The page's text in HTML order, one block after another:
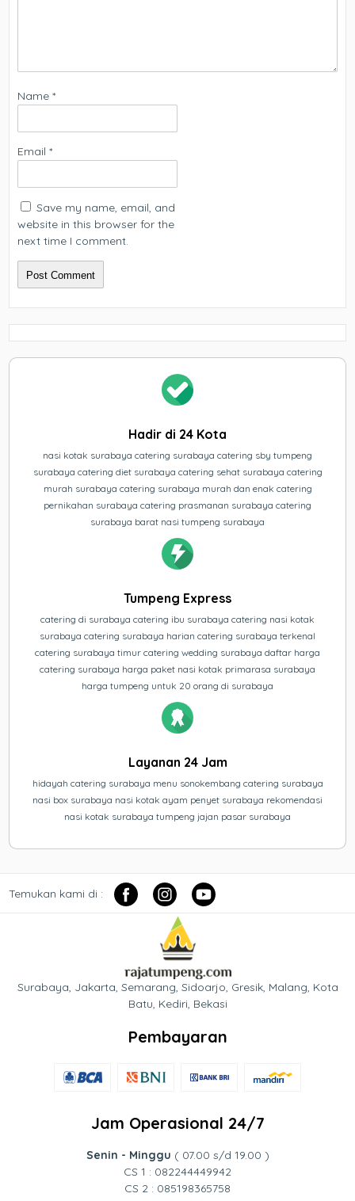
Name*
Email*
Save my name, email, and
website in this browser for the
next time I comment.
Hadir di 24 Kota
nasi kotak surabaya catering surabaya catering sby tumpeng
surabaya catering diet surabaya catering sehat surabaya catering
murah surabaya catering surabaya murah dan enak catering
pernikahan surabaya catering prasmanan surabaya catering
surabaya barat nasi tumpeng surabaya
Tumpeng Express
catering di surabaya catering ibu surabaya catering nasi kotak
surabaya catering surabaya harian catering surabaya terkenal
catering surabaya timur catering wedding surabaya daftar harga
catering surabaya harga paket nasi kotak primarasa surabaya
harga tumpeng untuk 20 orang di surabaya
Layanan 24 Jam
hidayah catering surabaya menu sonokembang catering surabaya
nasi box surabaya nasi kotak ayam penyet surabaya rekomendasi
nasi kotak surabaya tumpeng jajan pasar surabaya
Temukan kami di :
Surabaya, Jakarta, Semarang, Sidoarjo, Gresik, Malang, Kota
Batu, Kediri, Bekasi
Pembayaran
Jam Operasional 24/7
Senin - Minggu ( 07.00 s/d 19.00 )
CS 1 : 082244449942
CS 2 : 085198365758